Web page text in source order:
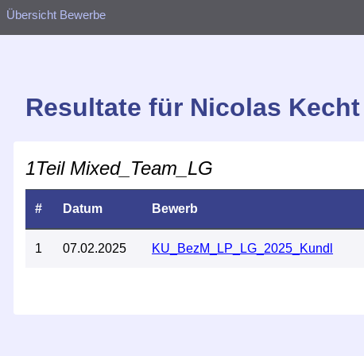
Übersicht Bewerbe
Resultate für Nicolas Kecht
1Teil Mixed_Team_LG
# Datum Bewerb
1 07.02.2025 KU_BezM_LP_LG_2025_Kundl